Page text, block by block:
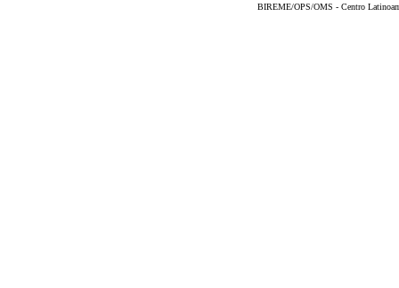
BIREME/OPS/OMS - Centro